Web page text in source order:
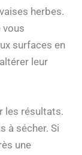
herbes.
vous
surfaces en
leur
les résultats.
à sécher. Si
une